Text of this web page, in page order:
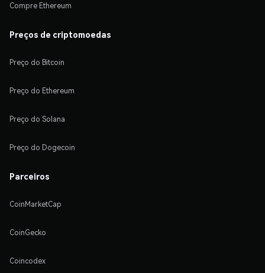
Compre Ethereum
Preços de criptomoedas
Preço do Bitcoin
Preço do Ethereum
Preço do Solana
Preço do Dogecoin
Parceiros
CoinMarketCap
CoinGecko
Coincodex